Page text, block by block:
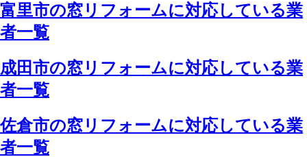
富里市の窓リフォームに対応している業
者一覧
成田市の窓リフォームに対応している業
者一覧
佐倉市の窓リフォームに対応している業
者一覧